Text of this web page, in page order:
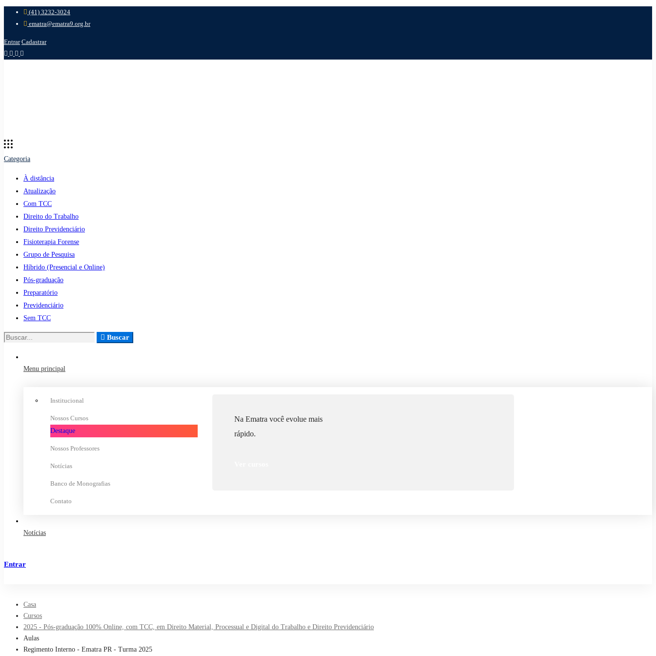
(41) 3232-3024
ematra@ematra9.org.br
Entrar Cadastrar
Categoria
À distância
Atualização
Com TCC
Direito do Trabalho
Direito Previdenciário
Fisioterapia Forense
Grupo de Pesquisa
Híbrido (Presencial e Online)
Pós-graduação
Preparatório
Previdenciário
Sem TCC
Buscar
Menu principal
Institucional
Nossos Cursos
Destaque
Nossos Professores
Notícias
Banco de Monografias
Contato
Na Ematra você evolue mais
rápido.
Notícias
Entrar
Casa
Cursos
2025 - Pós-graduação 100% Online, com TCC, em Direito Material, Processual e Digital do Trabalho e Direito Previdenciário
Aulas
Regimento Interno - Ematra PR - Turma 2025